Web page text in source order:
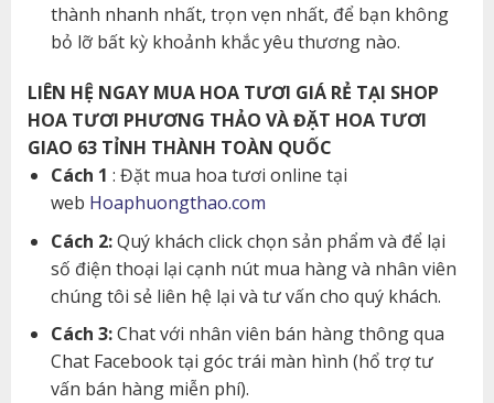
thành nhanh nhất, trọn vẹn nhất, để bạn không
bỏ lỡ bất kỳ khoảnh khắc yêu thương nào.
LIÊN HỆ NGAY MUA HOA TƯƠI GIÁ RẺ TẠI SHOP
HOA TƯƠI PHƯƠNG THẢO VÀ ĐẶT HOA TƯƠI
GIAO 63 TỈNH THÀNH TOÀN QUỐC
Cách 1 : Đặt mua hoa tươi online tại
web Hoaphuongthao.com
Cách 2:Quý khách click chọn sản phẩm và để lại
số điện thoại lại cạnh nút mua hàng và nhân viên
chúng tôi sẻ liên hệ lại và tư vấn cho quý khách.
Cách 3:Chat với nhân viên bán hàng thông qua
Chat Facebook tại góc trái màn hình (hổ trợ tư
vấn bán hàng miễn phí).